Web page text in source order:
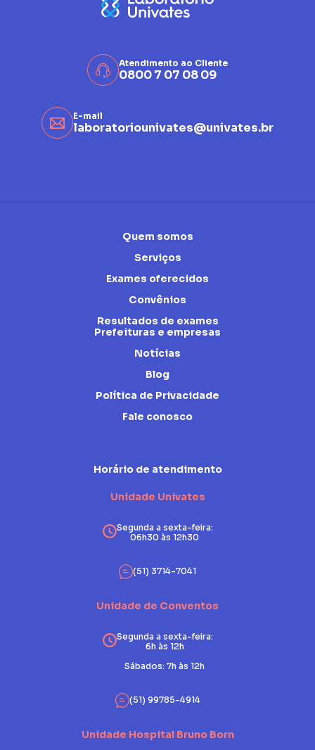
Atendimento ao Cliente
0800 7 07 08 09
E-mail
laboratoriounivates@univates.br
Quem somos
Serviços
Exames oferecidos
Convênios
Resultados de exames
Prefeituras e empresas
Notícias
Blog
Política de Privacidade
Fale conosco
Horário de atendimento
Unidade Univates
Segunda a sexta-feira:
06h30 às 12h30
(51) 3714-7041
Unidade de Conventos
Segunda a sexta-feira:
6h às 12h
Sábados: 7h às 12h
(51) 99785-4914
Unidade Hospital Bruno Born